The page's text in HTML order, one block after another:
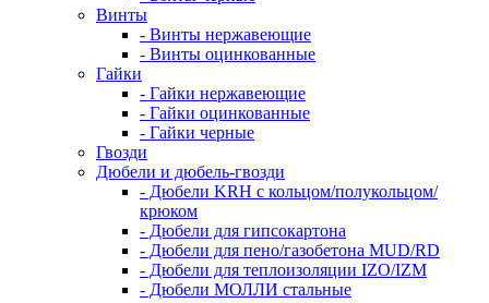
Винты
- Винты нержавеющие
- Винты оцинкованные
Гайки
- Гайки нержавеющие
- Гайки оцинкованные
- Гайки черные
Гвозди
Дюбели и дюбель-гвозди
- Дюбели KRH с кольцом/полукольцом/
крюком
- Дюбели для гипсокартона
- Дюбели для пено/газобетона MUD/RD
- Дюбели для теплоизоляции IZO/IZM
- Дюбели МОЛЛИ стальные